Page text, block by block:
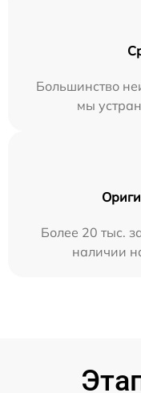
Большинство
мы
Более 20 тыс.
наличии